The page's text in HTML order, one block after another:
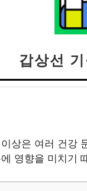
갑상선
상은 여러 건강
영향을 미치기